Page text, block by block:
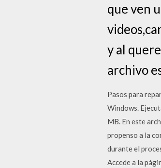
que ven
y al
archivo
Pasos para
Windows.
MB. En este
propenso a la
durante el
Accede a la